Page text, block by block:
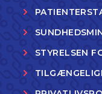
STYRELSEN